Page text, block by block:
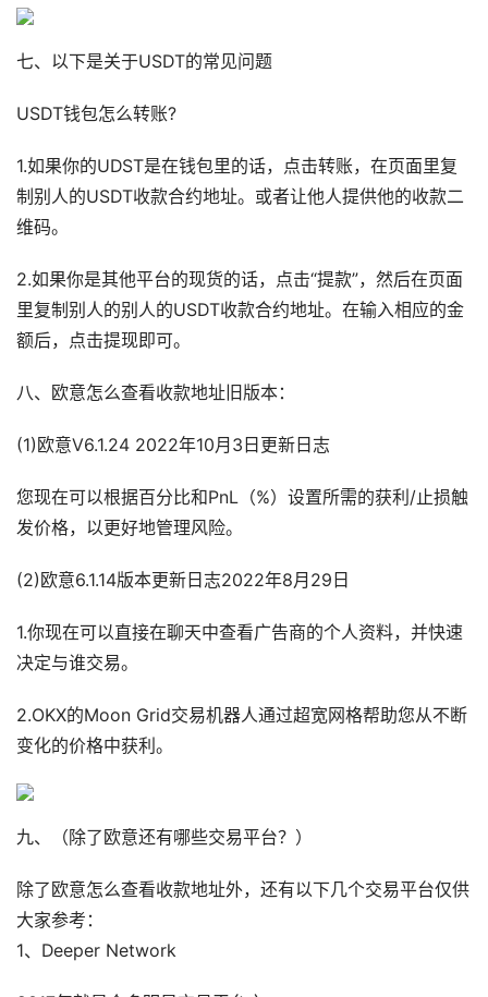
七、以下是关于USDT的常见问题
USDT钱包怎么转账?
1.如果你的UDST是在钱包里的话，点击转账，在页面里复
制别人的USDT收款合约地址。或者让他人提供他的收款二
维码。
2.如果你是其他平台的现货的话，点击“提款”，然后在页面
里复制别人的别人的USDT收款合约地址。在输入相应的金
额后，点击提现即可。
八、欧意怎么查看收款地址旧版本：
(1)欧意V6.1.24 2022年10月3日更新日志
您现在可以根据百分比和PnL（%）设置所需的获利/止损触
发价格，以更好地管理风险。
(2)欧意6.1.14版本更新日志2022年8月29日
1.你现在可以直接在聊天中查看广告商的个人资料，并快速
决定与谁交易。
2.OKX的Moon Grid交易机器人通过超宽网格帮助您从不断
变化的价格中获利。
九、（除了欧意还有哪些交易平台？）
除了欧意怎么查看收款地址外，还有以下几个交易平台仅供
大家参考：
1、Deeper Network